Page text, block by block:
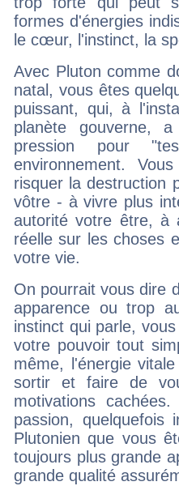
formes d'énergies
le cœur, l'instinct, la
Avec Pluton comme
natal, vous êtes
puissant, qui, à
planète gouverne,
pression pour
environnement.
risquer la destruction
vôtre - à vivre plus
autorité votre être, à
réelle sur les choses
votre vie.
On pourrait vous dire
apparence ou trop
instinct qui parle,
votre pouvoir tout
même, l'énergie
sortir et faire de
motivations
passion, quelquefois
Plutonien que vous
toujours plus grande
grande qualité